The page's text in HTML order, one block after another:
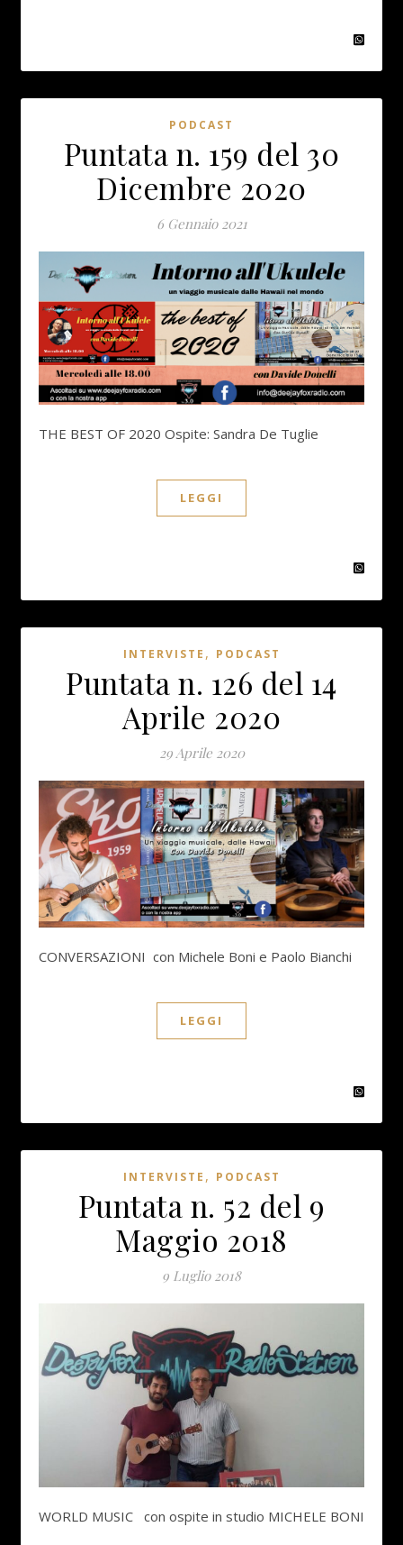
PODCAST
Puntata n. 159 del 30
Dicembre 2020
6 Gennaio 2021
THE BEST OF 2020 Ospite: Sandra De Tuglie
LEGGI
INTERVISTE , PODCAST
Puntata n. 126 del 14
Aprile 2020
29 Aprile 2020
CONVERSAZIONI con Michele Boni e Paolo Bianchi
LEGGI
INTERVISTE , PODCAST
Puntata n. 52 del 9
Maggio 2018
9 Luglio 2018
WORLD MUSIC con ospite in studio MICHELE BONI